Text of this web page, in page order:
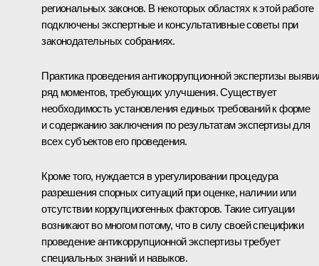
региональных законов. В некоторых областях к этой работе
подключены экспертные и консультативные советы при
законодательных собраниях.
Практика проведения антикоррупционной экспертизы
ряд моментов, требующих улучшения. Существует
необходимость установления единых требований к форме
и содержанию заключения по результатам экспертизы для
всех субъектов его проведения.
Кроме того, нуждается в урегулировании процедура
разрешения спорных ситуаций при оценке, наличии или
отсутствии коррупциогенных факторов. Такие ситуации
возникают во многом потому, что в силу своей специфики
проведение антикоррупционной экспертизы требует
специальных знаний и навыков.